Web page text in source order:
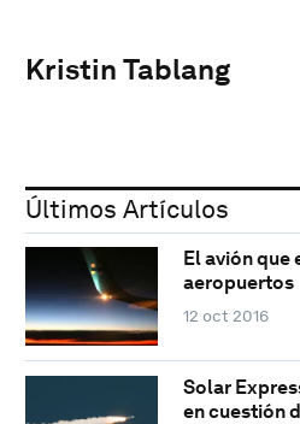
Kristin Tablang
Últimos Artículos
El avión que
aeropuertos
12 oct 2016
Solar
en cuestión